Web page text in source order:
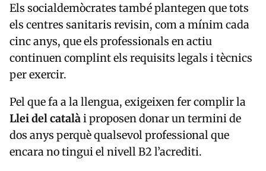
Els socialdemòcrates també plantegen que tots
els centres sanitaris revisin, com a mínim cada
cinc anys, que els professionals en actiu
continuen complint els requisits legals i tècnics
per exercir.
Pel que fa a la llengua, exigeixen fer complir la
Llei del català i proposen donar un termini de
dos anys perquè qualsevol professional que
encara no tingui el nivell B2 l’acrediti.